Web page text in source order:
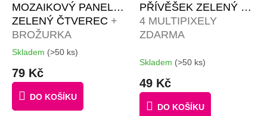
MOZAIKOVÝ PANEL
ZELENÝ ČTVEREC +
BROŽURKA
KREATIVNÍCH
MULTIPIXELY + 60
MALÝCH PIXELŮ
ZDARMA
Průměrné
produktu
je
4,5
z
Skladem (>50 ks)
79 Kč
DO KOŠÍKU
PŘÍVĚŠEK ZELENÝ +
4 MULTIPIXELY
ZDARMA
Skladem (>50 ks)
49 Kč
DO KOŠÍKU